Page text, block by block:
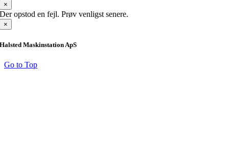
×
Der opstod en fejl. Prøv venligst senere.
×
Halsted Maskinstation ApS
Go to Top